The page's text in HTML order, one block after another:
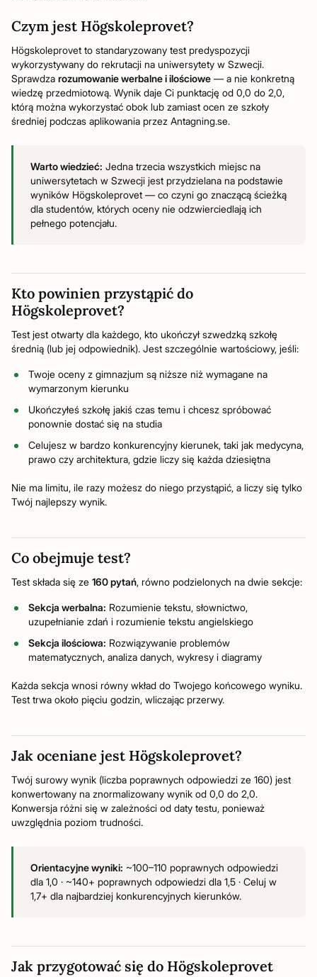
Czym jest Högskoleprovet?
Högskoleprovet to standaryzowany test predyspozycji
wykorzystywany do rekrutacji na uniwersytety w Szwecji.
Sprawdza rozumowanie werbalne i ilościowe — a nie konkretną
wiedzę przedmiotową. Wynik daje Ci punktację od 0,0 do 2,0,
którą można wykorzystać obok lub zamiast ocen ze szkoły
średniej podczas aplikowania przez Antagning.se.
Warto wiedzieć: Jedna trzecia wszystkich miejsc na
uniwersytetach w Szwecji jest przydzielana na podstawie
wyników Högskoleprovet — co czyni go znaczącą ścieżką
dla studentów, których oceny nie odzwierciedlają ich
pełnego potencjału.
Kto powinien przystąpić do
Högskoleprovet?
Test jest otwarty dla każdego, kto ukończył szwedzką szkołę
średnią (lub jej odpowiednik). Jest szczególnie wartościowy, jeśli:
Twoje oceny z gimnazjum są niższe niż wymagane na
wymarzonym kierunku
Ukończyłeś szkołę jakiś czas temu i chcesz spróbować
ponownie dostać się na studia
Celujesz w bardzo konkurencyjny kierunek, taki jak medycyna,
prawo czy architektura, gdzie liczy się każda dziesiętna
Nie ma limitu, ile razy możesz do niego przystąpić, a liczy się tylko
Twój najlepszy wynik.
Co obejmuje test?
Test składa się ze 160 pytań, równo podzielonych na dwie sekcje:
Sekcja werbalna: Rozumienie tekstu, słownictwo,
uzupełnianie zdań i rozumienie tekstu angielskiego
Sekcja ilościowa: Rozwiązywanie problemów
matematycznych, analiza danych, wykresy i diagramy
Każda sekcja wnosi równy wkład do Twojego końcowego wyniku.
Test trwa około pięciu godzin, wliczając przerwy.
Jak oceniane jest Högskoleprovet?
Twój surowy wynik (liczba poprawnych odpowiedzi ze 160) jest
konwertowany na znormalizowany wynik od 0,0 do 2,0.
Konwersja różni się w zależności od daty testu, ponieważ
uwzględnia poziom trudności.
Orientacyjne wyniki: ~100–110 poprawnych odpowiedzi
dla 1,0 · ~140+ poprawnych odpowiedzi dla 1,5 · Celuj w
1,7+ dla najbardziej konkurencyjnych kierunków.
Jak przygotować się do Högskoleprovet